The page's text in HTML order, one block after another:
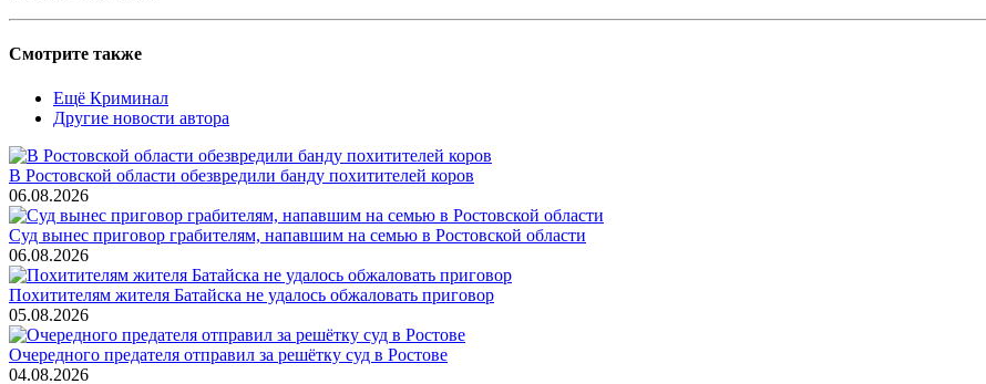
Смотрите также
Ещё Криминал
Другие новости автора
В Ростовской области обезвредили банду похитителей коров
06.08.2026
Суд вынес приговор грабителям, напавшим на семью в Ростовской области
06.08.2026
Похитителям жителя Батайска не удалось обжаловать приговор
05.08.2026
Очередного предателя отправил за решётку суд в Ростове
04.08.2026